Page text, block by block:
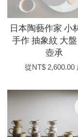
日本陶藝作家 小
手作 抽象紋 大
壺承
從NT$ 2,600.00